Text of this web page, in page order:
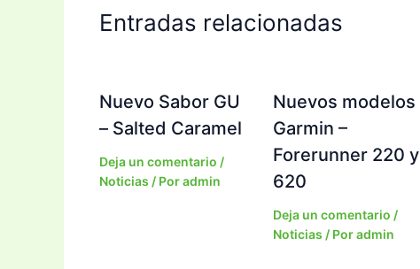
Entradas relacionadas
Nuevo Sabor GU
– Salted Caramel
Deja un comentario /
Noticias / Poradmin
Nuevos modelos
Garmin –
Forerunner 220 y
620
Deja un comentario /
Noticias / Poradmin